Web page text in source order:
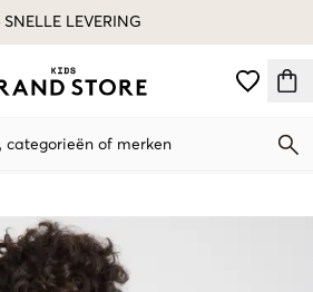
SNELLE LEVERING
categorieën of merken